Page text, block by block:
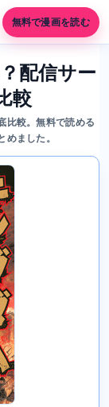
無料で漫画を読む
配信サー
較
比較。無料で読める
ました。